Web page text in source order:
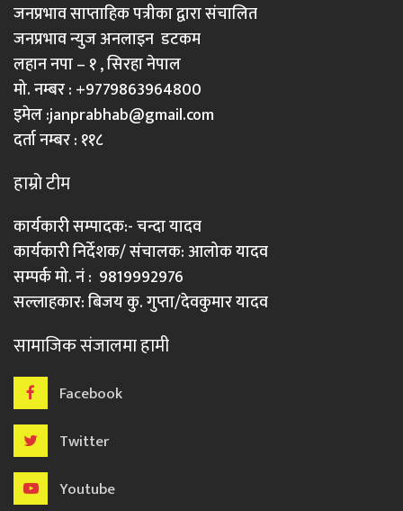
जनप्रभाव साप्ताहिक पत्रीका द्वारा संचालित
जनप्रभाव न्युज अनलाइन डटकम
लहान नपा – १ , सिरहा नेपाल
मो. नम्बर : +9779863964800
इमेल :janprabhab@gmail.com
दर्ता नम्बर : ११८
हाम्रो टीम
कार्यकारी सम्पादक:- चन्दा यादव
कार्यकारी निर्देशक/ संचालक: आलोक यादव
सम्पर्क मो. नं : 9819992976
सल्लाहकार: बिजय कु. गुप्ता/देवकुमार यादव
सामाजिक संजालमा हामी
Facebook
Twitter
Youtube